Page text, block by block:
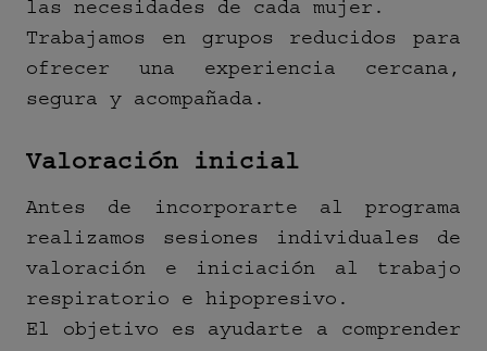
las necesidades de cada mujer.
Trabajamos en grupos reducidos para
ofrecer una experiencia cercana,
segura y acompañada.
Valoración inicial
Antes de incorporarte al programa
realizamos sesiones individuales de
valoración e iniciación al trabajo
respiratorio e hipopresivo.
El objetivo es ayudarte a comprender